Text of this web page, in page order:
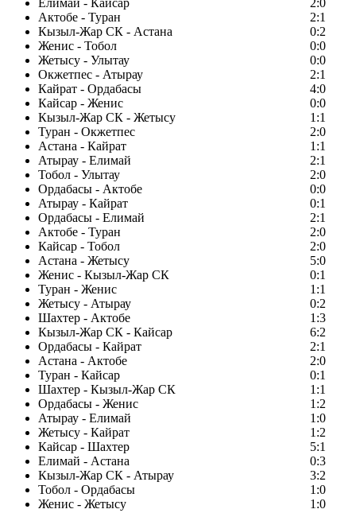
Елимай - Кайсар
2:0
Актобе - Туран
2:1
Кызыл-Жар СК - Астана
0:2
Женис - Тобол
0:0
Жетысу - Улытау
0:0
Окжетпес - Атырау
2:1
Кайрат - Ордабасы
4:0
Кайсар - Женис
0:0
Кызыл-Жар СК - Жетысу
1:1
Туран - Окжетпес
2:0
Астана - Кайрат
1:1
Атырау - Елимай
2:1
Тобол - Улытау
2:0
Ордабасы - Актобе
0:0
Атырау - Кайрат
0:1
Ордабасы - Елимай
2:1
Актобе - Туран
2:0
Кайсар - Тобол
2:0
Астана - Жетысу
5:0
Женис - Кызыл-Жар СК
0:1
Туран - Женис
1:1
Жетысу - Атырау
0:2
Шахтер - Актобе
1:3
Кызыл-Жар СК - Кайсар
6:2
Ордабасы - Кайрат
2:1
Астана - Актобе
2:0
Туран - Кайсар
0:1
Шахтер - Кызыл-Жар СК
1:1
Ордабасы - Женис
1:2
Атырау - Елимай
1:0
Жетысу - Кайрат
1:2
Кайсар - Шахтер
5:1
Елимай - Астана
0:3
Кызыл-Жар СК - Атырау
3:2
Тобол - Ордабасы
1:0
Женис - Жетысу
1:0